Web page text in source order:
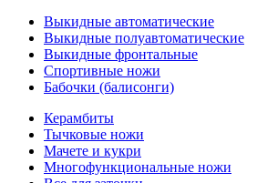
Выкидные автоматические
Выкидные полуавтоматические
Выкидные фронтальные
Спортивные ножи
Бабочки (балисонги)
Керамбиты
Тычковые ножи
Мачете и кукри
Многофункциональные ножи